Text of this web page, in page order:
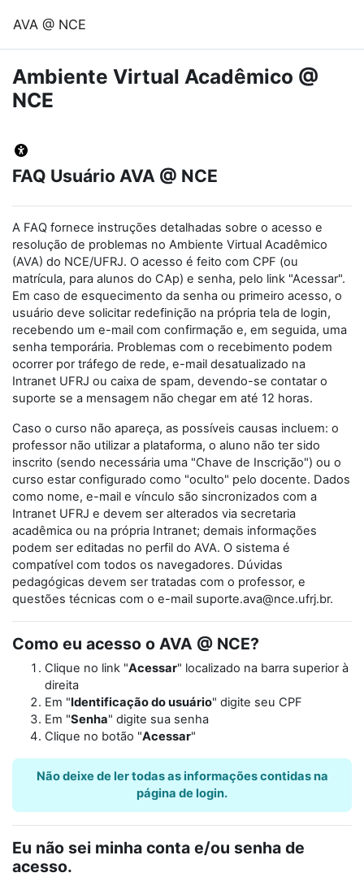
AVA @ NCE
Ambiente Virtual Acadêmico @
NCE
FAQ Usuário AVA @ NCE
A FAQ fornece instruções detalhadas sobre o acesso e
resolução de problemas no Ambiente Virtual Acadêmico
(AVA) do NCE/UFRJ. O acesso é feito com CPF (ou
matrícula, para alunos do CAp) e senha, pelo link "Acessar".
Em caso de esquecimento da senha ou primeiro acesso, o
usuário deve solicitar redefinição na própria tela de login,
recebendo um e-mail com confirmação e, em seguida, uma
senha temporária. Problemas com o recebimento podem
ocorrer por tráfego de rede, e-mail desatualizado na
Intranet UFRJ ou caixa de spam, devendo-se contatar o
suporte se a mensagem não chegar em até 12 horas.
Caso o curso não apareça, as possíveis causas incluem: o
professor não utilizar a plataforma, o aluno não ter sido
inscrito (sendo necessária uma "Chave de Inscrição") ou o
curso estar configurado como "oculto" pelo docente. Dados
como nome, e-mail e vínculo são sincronizados com a
Intranet UFRJ e devem ser alterados via secretaria
acadêmica ou na própria Intranet; demais informações
podem ser editadas no perfil do AVA. O sistema é
compatível com todos os navegadores. Dúvidas
pedagógicas devem ser tratadas com o professor, e
questões técnicas com o e-mail suporte.ava@nce.ufrj.br.
Como eu acesso o AVA @ NCE?
Clique no link "Acessar" localizado na barra superior à
direita
Em "Identificação do usuário" digite seu CPF
Em "Senha" digite sua senha
Clique no botão "Acessar"
Não deixe de ler todas as informações contidas na
página de login.
Eu não sei minha conta e/ou senha de
acesso.